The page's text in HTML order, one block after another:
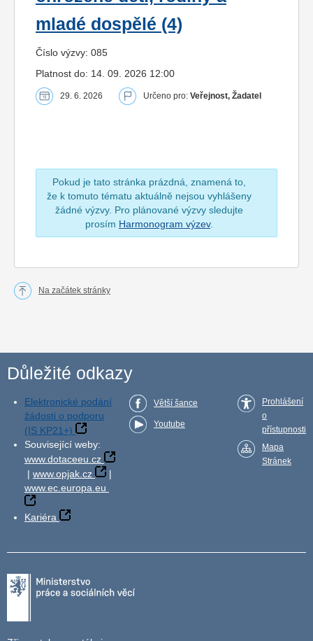
mladé dospělé (4)
Číslo výzvy: 085
Platnost do: 14. 09. 2026 12:00
29. 6. 2026 Určeno pro: Veřejnost, Žadatel
Pokud je tato stránka prázdná, znamená to,
že k tomuto tématu aktuálně nejsou vyhlášeny
žádné výzvy. Pro plánované výzvy sledujte
prosím Harmonogram výzev.
Na začátek stránky
Důležité odkazy
Elektronické podání
žádosti o podporu
(IS KP21+)
Související weby:
www.dotaceeu.cz
| www.opjak.cz
|
www.ec.europa.eu
Kariéra
Větší šance
Youtube
Prohlášení
o
přístupnosti
Mapa
Stránek